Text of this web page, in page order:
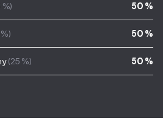
%) 50 %
50 %
(25 %) 50 %